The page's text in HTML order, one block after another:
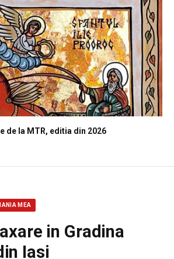
de la MTR, editia din 2026
MEA
in Gradina
Iasi